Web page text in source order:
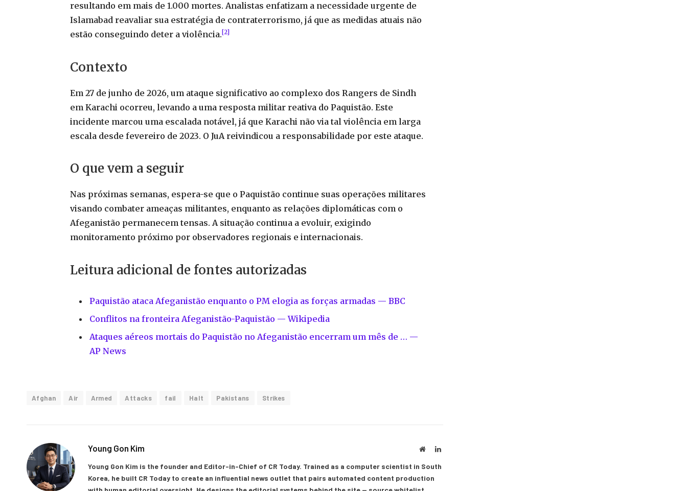
resultando em mais de 1.000 mortes. Analistas enfatizam a necessidade urgente de
Islamabad reavaliar sua estratégia de contraterrorismo, já que as medidas atuais não
estão conseguindo deter a violência. [2]
Contexto
Em 27 de junho de 2026, um ataque significativo ao complexo dos Rangers de Sindh
em Karachi ocorreu, levando a uma resposta militar reativa do Paquistão. Este
incidente marcou uma escalada notável, já que Karachi não via tal violência em larga
escala desde fevereiro de 2023. O JuA reivindicou a responsabilidade por este ataque.
O que vem a seguir
Nas próximas semanas, espera-se que o Paquistão continue suas operações militares
visando combater ameaças militantes, enquanto as relações diplomáticas com o
Afeganistão permanecem tensas. A situação continua a evoluir, exigindo
monitoramento próximo por observadores regionais e internacionais.
Leitura adicional de fontes autorizadas
Paquistão ataca Afeganistão enquanto o PM elogia as forças armadas — BBC
Conflitos na fronteira Afeganistão-Paquistão — Wikipedia
Ataques aéreos mortais do Paquistão no Afeganistão encerram um mês de … —
AP News
Afghan Air Armed Attacks fail Halt Pakistans Strikes
Young Gon Kim WebsiteLinkedIn
Young Gon Kim is the founder and Editor-in-Chief of CR Today. Trained as a computer scientist in South
Korea, he built CR Today to create an influential news outlet that pairs automated content production